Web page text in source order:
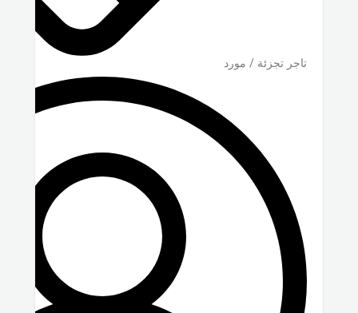
تاجر تجزئة / مورد